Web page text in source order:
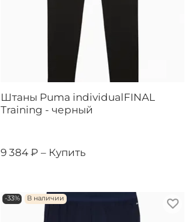
Штаны Puma individualFINAL
Training - черный
9 384 ₽ – Купить
-33% В наличии